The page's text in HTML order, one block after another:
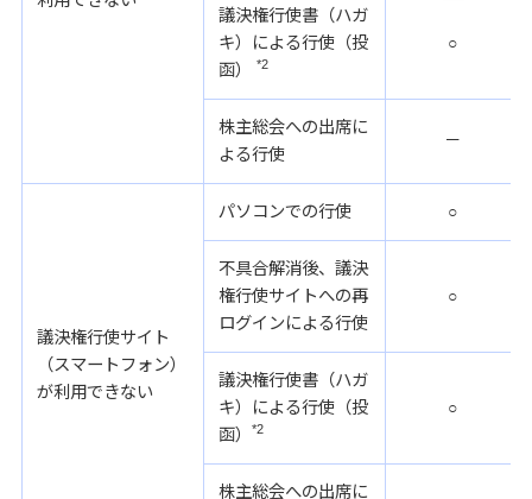
議決権行使書（ハガ
キ）による行使（投
函）
*2
○
株主総会への出席に
よる行使
－
議決権行使サイト
（スマートフォン）
が利用できない
パソコンでの行使 ○
不具合解消後、議決
権行使サイトへの再
ログインによる行使
○
議決権行使書（ハガ
キ）による行使（投
函）
*2
○
株主総会への出席に